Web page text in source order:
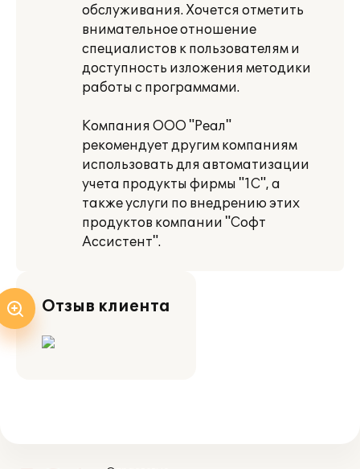
обслуживания. Хочется отметить
внимательное отношение
специалистов к пользователям и
доступность изложения методики
работы с программами.
Компания ООО "Реал"
рекомендует другим компаниям
использовать для автоматизации
учета продукты фирмы "1С", а
также услуги по внедрению этих
продуктов компании "Софт
Ассистент".
Отзыв клиента